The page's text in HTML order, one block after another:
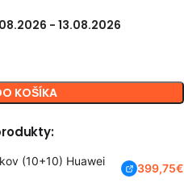
- 13.08.2026
KOŠÍKA
(10+10) Huawei
399,75€